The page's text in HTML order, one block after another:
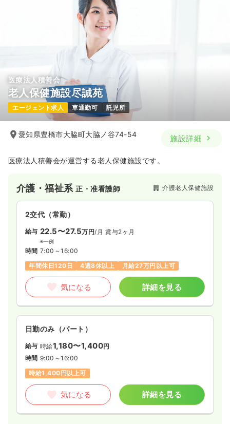
医療法人積善会
老人保健施設尽誠苑
エージェント求人 車通勤可 託児所
愛知県豊橋市大脇町大脇ノ谷74-54 施設詳細
医療法人積善会が運営する老人保健施設です。
介護・福祉系正・准看護師 介護老人保健施設
2交代（常勤）
給与 22.5〜27.5万円/月 賞与2ヶ月
※一例
時間 7:00～16:00
年間休日120日
4週8休以上 月給27万円以上可
気になる 詳細を見る
日勤のみ（パート）
給与 時給1,180〜1,400円
時間 9:00～16:00
時給1,400円以上可
気になる 詳細を見る